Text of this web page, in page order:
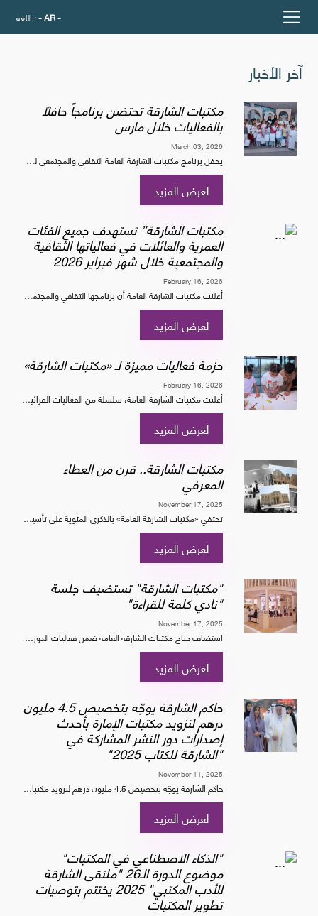
اللغة :- AR -
آخر الأخبار
مكتبات الشارقة تحتضن برنامجاً حافلاً
بالفعاليات خلال مارس
March 03, 2026
يحفل برنامج مكتبات الشارقة العامة الثقافي والمجتمعي لشهر مارس المقبل، بباقة من الأنشطة الإبداعية والتراثية، والفعاليات القرائية والتعليمية، التي تتوزع على مكتبات الإمارة وعدد من ال...
لعرض المزيد
مكتبات الشارقة” تستهدف جميع الفئات
العمرية والعائلات في فعالياتها الثقافية
والمجتمعية خلال شهر فبراير 2026
February 16, 2026
أعلنت مكتبات الشارقة العامة أن برنامجها الثقافي والمجتمعي لشهر فبراير 2026، يتضمن سلسلة من الفعاليات القرائية، والتعليمية، والإبداعية، والتراثية، التي تُقام في مختلف مكتبات الإمارة...
لعرض المزيد
حزمة فعاليات مميزة لـ «مكتبات الشارقة»
February 16, 2026
أعلنت مكتبات الشارقة العامة، سلسلة من الفعاليات القرائية، والتعليمية، والإبداعية، والتراثية، التي تُقام في مختلف مكتبات الإمارة ومواقع ثقافية ومجتمعية، إضافة إلى جلسة خاصة ضمن برنا...
لعرض المزيد
مكتبات الشارقة.. قرن من العطاء
المعرفي
November 17, 2025
تحتفي «مكتبات الشارقة العامة» بالذكرى المئوية على تأسيسها، وبريادة إمارة الشارقة وعلاقتها الوثيقة بالكتاب والمعرفة والثقافة الممتدة على مدار قرن، خلال مشاركتها في معرض الشارقة الدو...
لعرض المزيد
"مكتبات الشارقة" تستضيف جلسة
"نادي كلمة للقراءة"
November 17, 2025
استضاف جناح مكتبات الشارقة العامة ضمن فعاليات الدورة الـ 44 لمعرض الشارقة الدولي للكتاب، جلسة "نادي كلمة للقراءة" التابعة لـ مركز أبوظبي للغة العربية، حيث ناقش أعضاء النادي كتاب "ن...
لعرض المزيد
حاكم الشارقة يوجّه بتخصيص 4.5 مليون
درهم لتزويد مكتبات الإمارة بأحدث
إصدارات دور النشر المشاركة في
"الشارقة للكتاب 2025"
November 11, 2025
حاكم الشارقة يوجّه بتخصيص 4.5 مليون درهم لتزويد مكتبات الإمارة بأحدث إصدارات دور النشر المشاركة في "الشارقة للكتاب 2025"
لعرض المزيد
"الذكاء الاصطناعي في المكتبات"
موضوع الدورة الـ26 "ملتقى الشارقة
للأدب المكتبي" 2025 يختتم بتوصيات
تطوير المكتبات